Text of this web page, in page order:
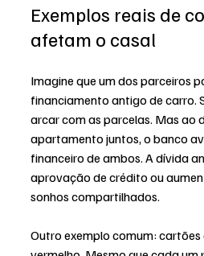
Exemplos reais de
afetam o casal
Imagine que um dos parceiros
financiamento antigo de carro.
arcar com as parcelas. Mas ao
apartamento juntos, o banco
financeiro de ambos. A dívida
aprovação de crédito ou
sonhos compartilhados.
Outro exemplo comum: cartões